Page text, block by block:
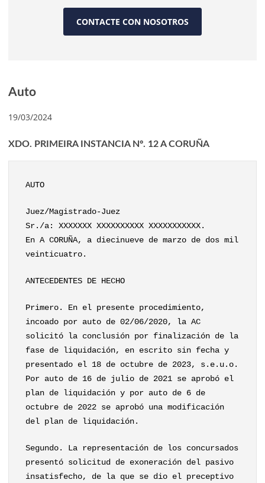
CONTACTE CON NOSOTROS
Auto
19/03/2024
XDO. PRIMEIRA INSTANCIA Nº. 12 A CORUÑA
AUTO
Juez/Magistrado-Juez
Sr./a: XXXXXXX XXXXXXXXXX XXXXXXXXXXX.
En A CORUÑA, a diecinueve de marzo de dos mil
veinticuatro.
ANTECEDENTES DE HECHO
Primero. En el presente procedimiento,
incoado por auto de 02/06/2020, la AC
solicitó la conclusión por finalización de la
fase de liquidación, en escrito sin fecha y
presentado el 18 de octubre de 2023, s.e.u.o.
Por auto de 16 de julio de 2021 se aprobó el
plan de liquidación y por auto de 6 de
octubre de 2022 se aprobó una modificación
del plan de liquidación.
Segundo. La representación de los concursados
presentó solicitud de exoneración del pasivo
insatisfecho, de la que se dio el preceptivo